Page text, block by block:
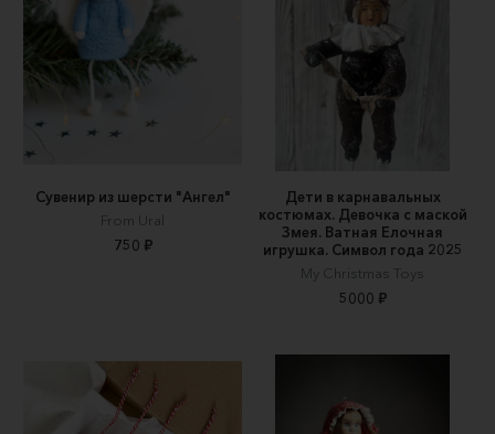
Сувенир из шерсти "Ангел"
From Ural
750 ₽
Дети в карнавальных
костюмах. Девочка с маской
Змея. Ватная Елочная
игрушка. Символ года 2025
My Christmas Toys
5000 ₽